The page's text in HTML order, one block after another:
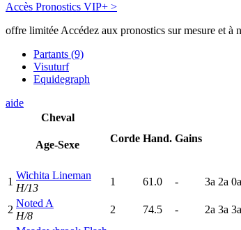
Accès Pronostics VIP+ >
offre limitée Accédez aux pronostics sur mesure et à
Partants (9)
Visuturf
Equidegraph
aide
Cheval
Age-Sexe
Corde Hand. Gains
1
Wichita Lineman
H/13
1 61.0 - 3a 2a 0a
2
Noted A
H/8
2 74.5 - 2a 3a 3a